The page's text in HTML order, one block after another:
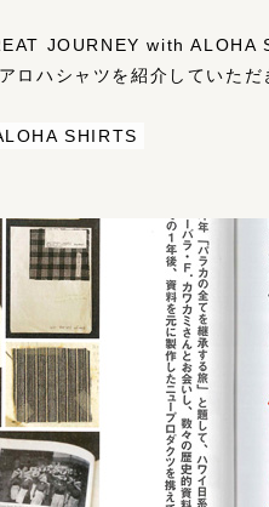
JOURNEY with ALOHA
ロハシャツを紹介していただ
SHIRTS